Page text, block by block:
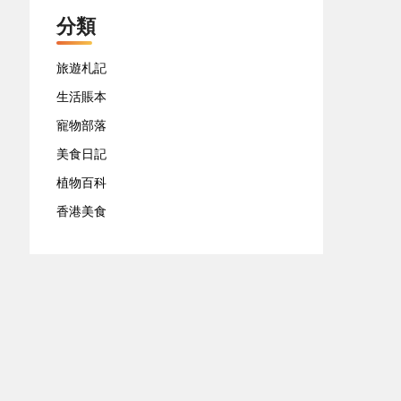
分類
旅遊札記
生活賬本
寵物部落
美食日記
植物百科
香港美食